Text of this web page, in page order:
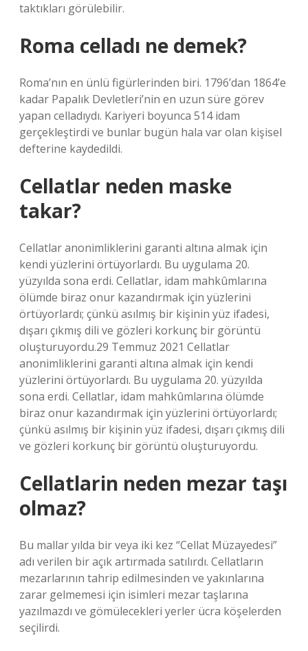
taktıkları görülebilir.
Roma celladı ne demek?
Roma’nın en ünlü figürlerinden biri. 1796’dan 1864’e
kadar Papalık Devletleri’nin en uzun süre görev
yapan celladıydı. Kariyeri boyunca 514 idam
gerçekleştirdi ve bunlar bugün hala var olan kişisel
defterine kaydedildi.
Cellatlar neden maske
takar?
Cellatlar anonimliklerini garanti altına almak için
kendi yüzlerini örtüyorlardı. Bu uygulama 20.
yüzyılda sona erdi. Cellatlar, idam mahkûmlarına
ölümde biraz onur kazandırmak için yüzlerini
örtüyorlardı; çünkü asılmış bir kişinin yüz ifadesi,
dışarı çıkmış dili ve gözleri korkunç bir görüntü
oluşturuyordu.29 Temmuz 2021 Cellatlar
anonimliklerini garanti altına almak için kendi
yüzlerini örtüyorlardı. Bu uygulama 20. yüzyılda
sona erdi. Cellatlar, idam mahkûmlarına ölümde
biraz onur kazandırmak için yüzlerini örtüyorlardı;
çünkü asılmış bir kişinin yüz ifadesi, dışarı çıkmış dili
ve gözleri korkunç bir görüntü oluşturuyordu.
Cellatlarin neden mezar taşı
olmaz?
Bu mallar yılda bir veya iki kez “Cellat Müzayedesi”
adı verilen bir açık artırmada satılırdı. Cellatların
mezarlarının tahrip edilmesinden ve yakınlarına
zarar gelmemesi için isimleri mezar taşlarına
yazılmazdı ve gömülecekleri yerler ücra köşelerden
seçilirdi.